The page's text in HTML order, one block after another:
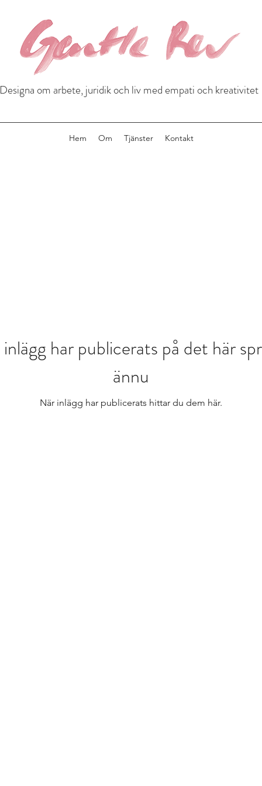
Designa om arbete, juridik och liv med empati och kreativitet
Hem Om Tjänster Kontakt
har publicerats på det här
ännu
När inlägg har publicerats hittar du dem här.